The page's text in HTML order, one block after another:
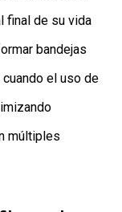
final de su vida
bandejas
el uso de
múltiples